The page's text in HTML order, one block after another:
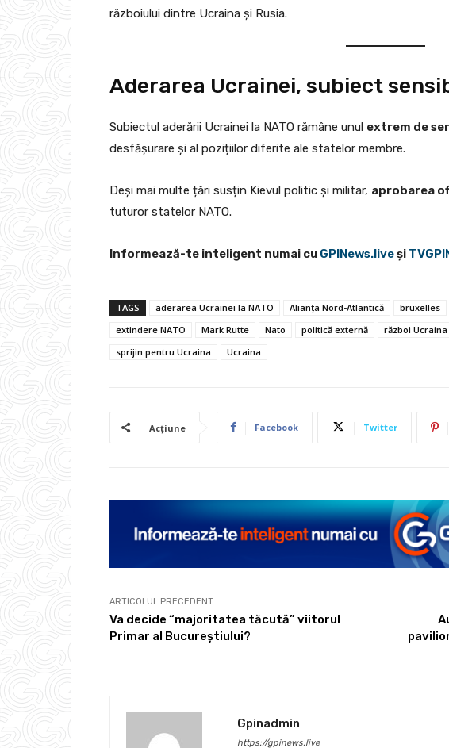
războiului dintre Ucraina și Rusia.
Aderarea Ucrainei, subiect
Subiectul aderării Ucrainei la NATO rămâne unul extrem de
desfășurare și al pozițiilor diferite ale statelor membre.
Deși mai multe țări susțin Kievul politic și militar, aprobarea
tuturor statelor NATO.
Informează-te inteligent numai cu GPINews.liveşi
TAGS aderarea Ucrainei la NATO Alianța Nord-Atlantică bruxelles
extindere NATO
Mark Rutte Nato politică externă război Ucraina
sprijin pentru Ucraina
Ucraina
Acțiune Facebook Twitter
ARTICOLUL PRECEDENT
Va decide “majoritatea tăcută” viitorul
Primar al Bucureștiului?
Gpinadmin
https://gpinews.live